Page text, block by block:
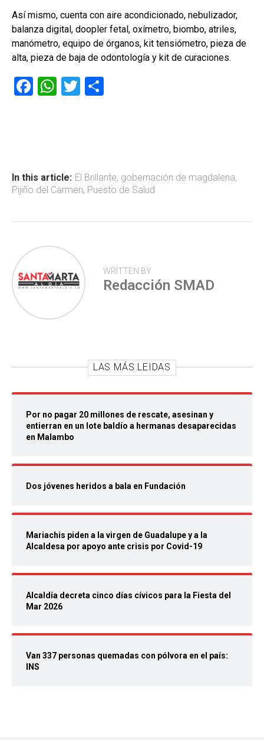
Así mismo, cuenta con aire acondicionado, nebulizador,
balanza digital, doopler fetal, oxímetro, biombo, atriles,
manómetro, equipo de órganos, kit tensiómetro, pieza de
alta, pieza de baja de odontología y kit de curaciones.
F
ok
W
p
p
T
tir
In this article: El Brillante, gobernación de magdalena,
Pijiño del Carmen, Puesto de Salud
WRITTEN BY
Redacción SMAD
LAS MÁS LEIDAS
Por no pagar 20 millones de rescate, asesinan y
entierran en un lote baldío a hermanas desaparecidas
en Malambo
Dos jóvenes heridos a bala en Fundación
Mariachis piden a la virgen de Guadalupe y a la
Alcaldesa por apoyo ante crisis por Covid-19
Alcaldía decreta cinco días cívicos para la Fiesta del
Mar 2026
Van 337 personas quemadas con pólvora en el país:
INS